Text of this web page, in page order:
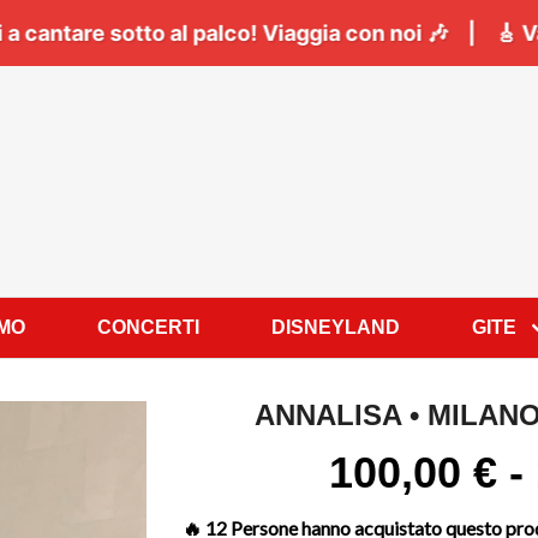
a Napoli:Il06 Giugnotutti a cantare sotto al
CONCERTI DISNEYLAND GITE
ANNALISA •
100,00 € -
🔥 12 Persone hanno acquistato questo